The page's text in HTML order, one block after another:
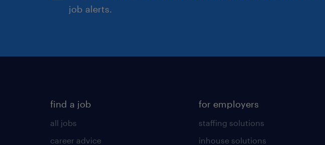
job alerts.
find a job
all jobs
career advice
for employers
staffing solutions
inhouse solutions